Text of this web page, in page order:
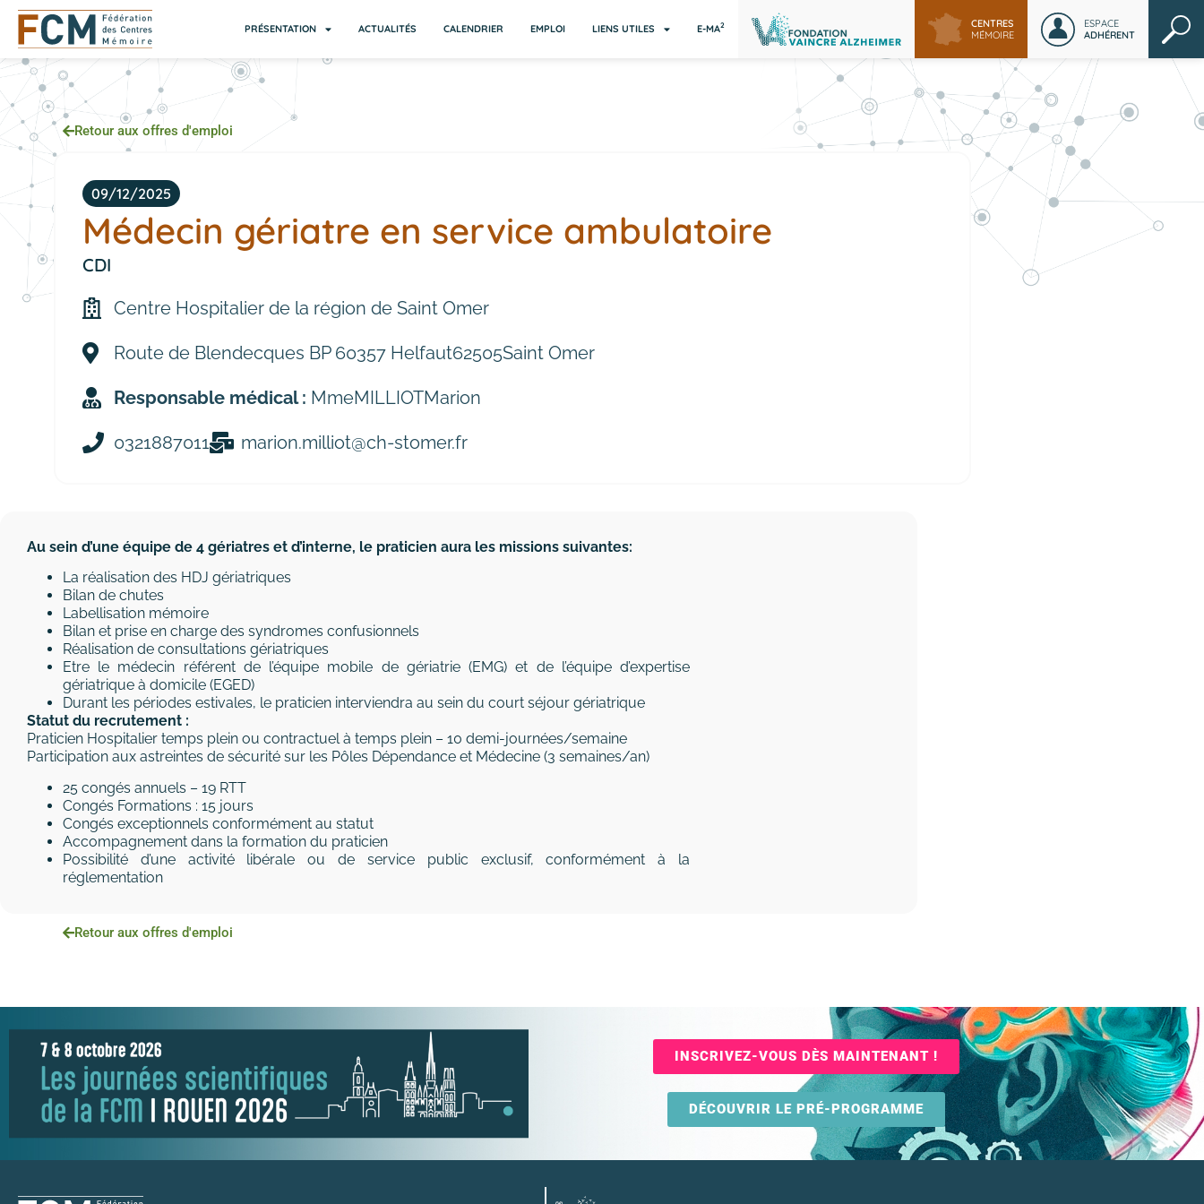
PRÉSENTATION ACTUALITÉS CALENDRIER EMPLOI LIENS UTILES E-MA2
CENTRES
MÉMOIRE
ESPACE
ADHÉRENT
Retour aux offres d'emploi
09/12/2025
Médecin gériatre en service ambulatoire
CDI
Centre Hospitalier de la région de Saint Omer
Route de Blendecques BP 60357 Helfaut62505Saint Omer
Responsable médical : MmeMILLIOTMarion
0321887011 marion.milliot@ch-stomer.fr
Au sein d’une équipe de 4 gériatres et d’interne, le praticien aura les missions suivantes:
La réalisation des HDJ gériatriques
Bilan de chutes
Labellisation mémoire
Bilan et prise en charge des syndromes confusionnels
Réalisation de consultations gériatriques
Etre le médecin référent de l’équipe mobile de gériatrie (EMG) et de l’équipe d’expertise
gériatrique à domicile (EGED)
Durant les périodes estivales, le praticien interviendra au sein du court séjour gériatrique
Statut du recrutement :
Praticien Hospitalier temps plein ou contractuel à temps plein – 10 demi-journées/semaine
Participation aux astreintes de sécurité sur les Pôles Dépendance et Médecine (3 semaines/an)
25 congés annuels – 19 RTT
Congés Formations : 15 jours
Congés exceptionnels conformément au statut
Accompagnement dans la formation du praticien
Possibilité d’une activité libérale ou de service public exclusif, conformément à la
réglementation
Retour aux offres d'emploi
INSCRIVEZ-VOUS DÈS MAINTENANT !
DÉCOUVRIR LE PRÉ-PROGRAMME